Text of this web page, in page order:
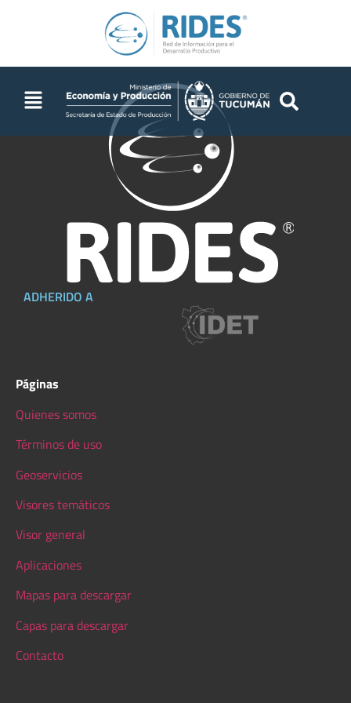
ADHERIDO A
Páginas
Quienes somos
Términos de uso
Geoservicios
Visores temáticos
Visor general
Aplicaciones
Mapas para descargar
Capas para descargar
Contacto